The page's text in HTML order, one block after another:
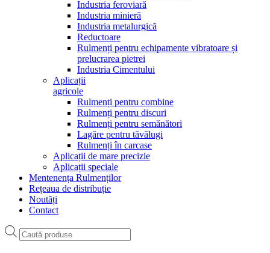
Industria feroviară
Industria minieră
Industria metalurgică
Reductoare
Rulmenți pentru echipamente vibratoare și
prelucrarea pietrei
Industria Cimentului
Aplicații
agricole
Rulmenți pentru combine
Rulmenți pentru discuri
Rulmenți pentru semănători
Lagăre pentru tăvălugi
Rulmenți în carcase
Aplicații de mare precizie
Aplicații speciale
Mentenența Rulmenților
Rețeaua de distribuție
Noutăți
Contact
Products
search